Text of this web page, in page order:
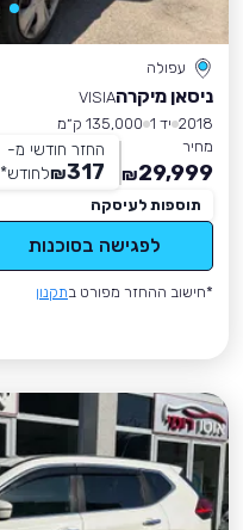
עפולה
ניסאן מיקרהVISIA
2018 יד 1
135,000 ק״מ
מחיר
29,999
₪
החזר חודשי מ-
317
₪לחודש*
תוספות לעיסקה
לפגישה בסוכנות
*חישוב ההחזר מפורט בתקנון